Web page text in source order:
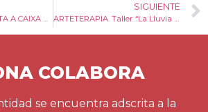
ARTETERAPIA. VISITA A CAIXA FORUM. Exposición “Summers Kisses”
SIGUIENTE
ARTETERAPIA. Taller “La Lluvia y la Emoción”
COLABORA
se encuentra adscrita a la